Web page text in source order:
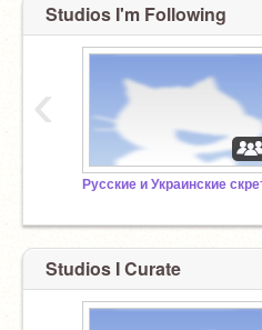
Studios I'm Following
‹
Studios I Curate